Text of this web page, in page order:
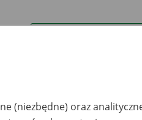
(niezbędne) oraz